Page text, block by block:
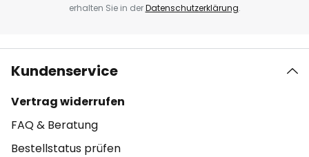
erhalten Sie in derDatenschutzerklärung.
Kundenservice
Vertrag widerrufen
FAQ & Beratung
Bestellstatus prüfen